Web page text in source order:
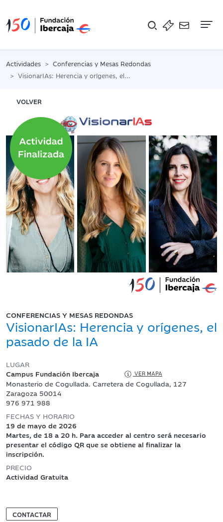
Actividades
Conferencias y Mesas Redondas
VisionarIAs: Herencia y orígenes, el pasado de la IA
VOLVER
CONFERENCIAS Y MESAS REDONDAS
VisionarIAs: Herencia y orígenes, el
pasado de la IA
LUGAR
Campus Fundación Ibercaja
VER MAPA
Monasterio de Cogullada. Carretera de Cogullada, 127
Zaragoza 50014
976 971 988
FECHAS Y HORARIO
19 de mayo de 2026
Martes, de 18 a 20 h. Para acceder al centro será necesario
presentar el código QR que se obtiene al finalizar la
inscripción.
PRECIO
Actividad Gratuita
CONTACTAR